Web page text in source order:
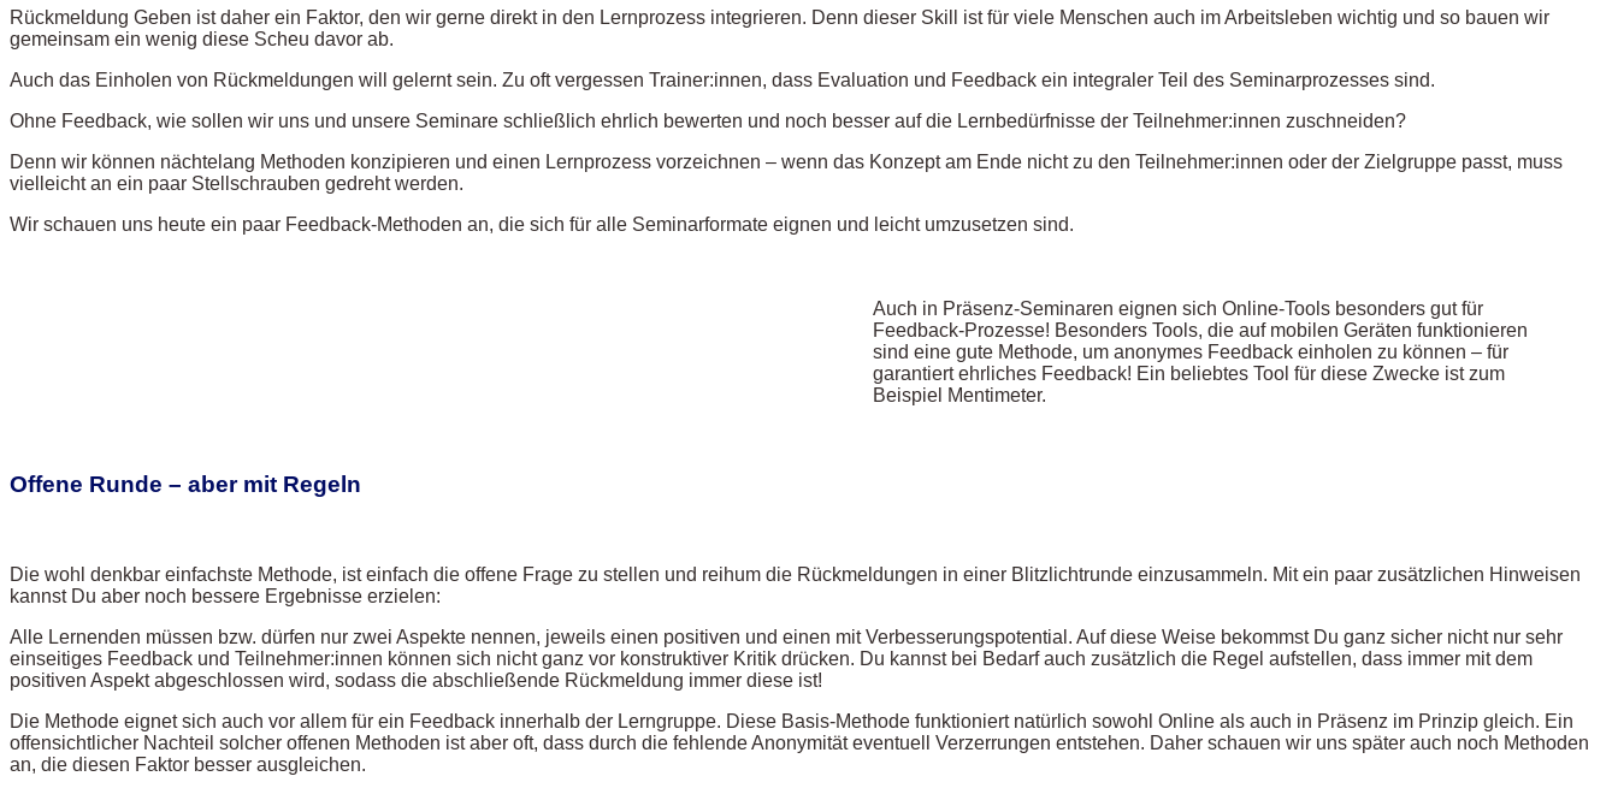
Rückmeldung Geben ist daher ein Faktor, den wir gerne direkt in den Lernprozess integrieren. Denn dieser Skill ist für viele Menschen auch im Arbeitsleben wichtig und so bauen wir
gemeinsam ein wenig diese Scheu davor ab.
Auch das Einholen von Rückmeldungen will gelernt sein. Zu oft vergessen Trainer:innen, dass Evaluation und Feedback ein integraler Teil des Seminarprozesses sind.
Ohne Feedback, wie sollen wir uns und unsere Seminare schließlich ehrlich bewerten und noch besser auf die Lernbedürfnisse der Teilnehmer:innen zuschneiden?
Denn wir können nächtelang Methoden konzipieren und einen Lernprozess vorzeichnen – wenn das Konzept am Ende nicht zu den Teilnehmer:innen oder der Zielgruppe passt, muss
vielleicht an ein paar Stellschrauben gedreht werden.
Wir schauen uns heute ein paar Feedback-Methoden an, die sich für alle Seminarformate eignen und leicht umzusetzen sind.
Auch in Präsenz-Seminaren eignen sich Online-Tools besonders gut für
Feedback-Prozesse! Besonders Tools, die auf mobilen Geräten funktionieren
sind eine gute Methode, um anonymes Feedback einholen zu können – für
garantiert ehrliches Feedback! Ein beliebtes Tool für diese Zwecke ist zum
Beispiel Mentimeter.
Offene Runde – aber mit Regeln
Die wohl denkbar einfachste Methode, ist einfach die offene Frage zu stellen und reihum die Rückmeldungen in einer Blitzlichtrunde einzusammeln. Mit ein paar zusätzlichen Hinweisen
kannst Du aber noch bessere Ergebnisse erzielen:
Alle Lernenden müssen bzw. dürfen nur zwei Aspekte nennen, jeweils einen positiven und einen mit Verbesserungspotential. Auf diese Weise bekommst Du ganz sicher nicht nur sehr
einseitiges Feedback und Teilnehmer:innen können sich nicht ganz vor konstruktiver Kritik drücken. Du kannst bei Bedarf auch zusätzlich die Regel aufstellen, dass immer mit dem
positiven Aspekt abgeschlossen wird, sodass die abschließende Rückmeldung immer diese ist!
Die Methode eignet sich auch vor allem für ein Feedback innerhalb der Lerngruppe. Diese Basis-Methode funktioniert natürlich sowohl Online als auch in Präsenz im Prinzip gleich. Ein
offensichtlicher Nachteil solcher offenen Methoden ist aber oft, dass durch die fehlende Anonymität eventuell Verzerrungen entstehen. Daher schauen wir uns später auch noch Methoden
an, die diesen Faktor besser ausgleichen.